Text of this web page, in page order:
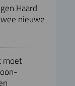
Haard
nieuwe
moet